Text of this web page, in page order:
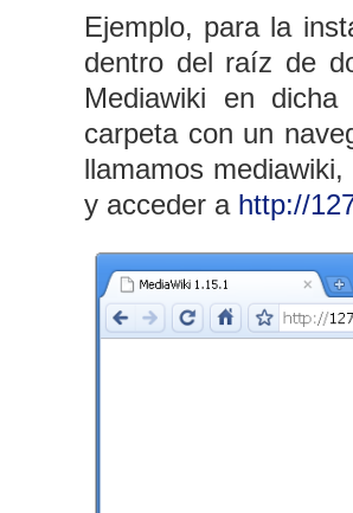
Ejemplo, para la
dentro del raíz de
Mediawiki en
carpeta con un
llamamos
y acceder a http://